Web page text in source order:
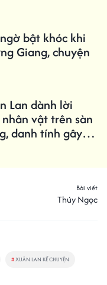
bật khóc khi
Giang, chuyện
Lan dành lời
vật trên sàn
danh tính gây
Bài viết
Thúy Ngọc
# XUÂN LAN KỂ CHUYỆN